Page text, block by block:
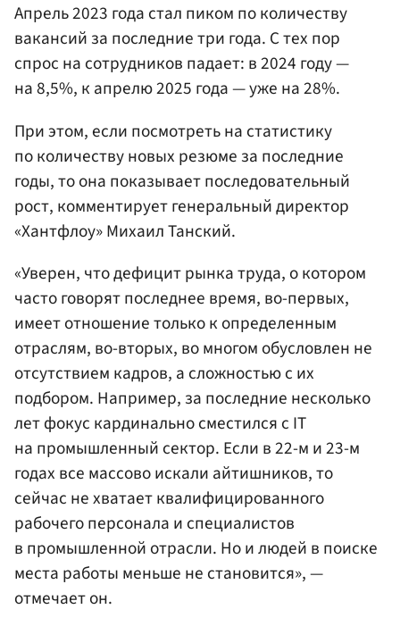
Апрель 2023 года стал пиком по количеству
вакансий за последние три года. С тех пор
спрос на сотрудников падает: в 2024 году —
на 8,5%, к апрелю 2025 года — уже на 28%.
При этом, если посмотреть на статистику
по количеству новых резюме за последние
годы, то она показывает последовательный
рост, комментирует генеральный директор
«Хантфлоу» Михаил Танский.
«Уверен, что дефицит рынка труда, о котором
часто говорят последнее время, во-первых,
имеет отношение только к определенным
отраслям, во-вторых, во многом обусловлен не
отсутствием кадров, а сложностью с их
подбором. Например, за последние несколько
лет фокус кардинально сместился с IT
на промышленный сектор. Если в 22-м и 23-м
годах все массово искали айтишников, то
сейчас не хватает квалифицированного
рабочего персонала и специалистов
в промышленной отрасли. Но и людей в поиске
места работы меньше не становится», —
отмечает он.